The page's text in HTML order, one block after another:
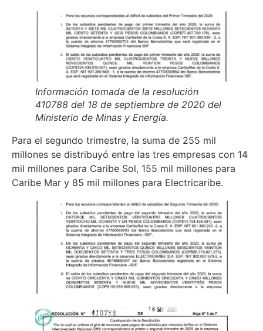
Información tomada de la resolución
410788 del 18 de septiembre de 2020 del
Ministerio de Minas y Energía.
Para el segundo trimestre, la suma de 255 mil
millones se distribuyó entre las tres empresas con 14
mil millones para Caribe Sol, 155 mil millones para
Caribe Mar y 85 mil millones para Electricaribe.